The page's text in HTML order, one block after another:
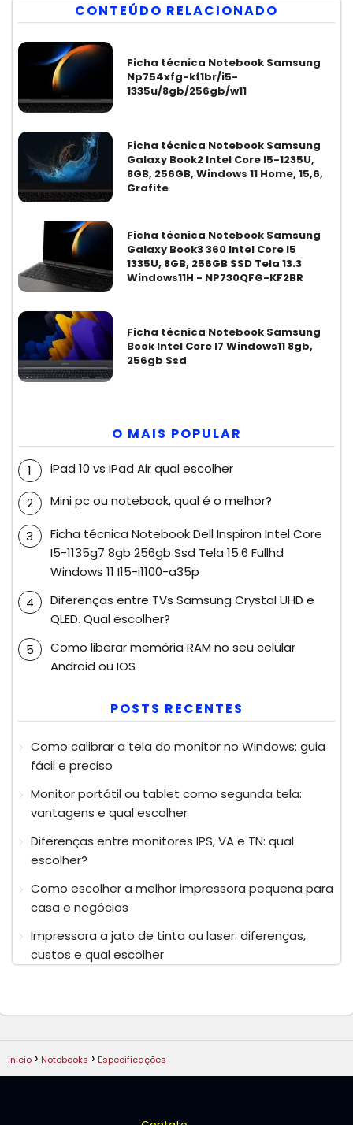
CONTEÚDO RELACIONADO
Ficha técnica Notebook Samsung
Np754xfg-kf1br/i5-
1335u/8gb/256gb/w11
Ficha técnica Notebook Samsung
Galaxy Book2 Intel Core I5-1235U,
8GB, 256GB, Windows 11 Home, 15,6,
Grafite
Ficha técnica Notebook Samsung
Galaxy Book3 360 Intel Core I5
1335U, 8GB, 256GB SSD Tela 13.3
Windows11H - NP730QFG-KF2BR
Ficha técnica Notebook Samsung
Book Intel Core I7 Windows11 8gb,
256gb Ssd
O MAIS POPULAR
iPad 10 vs iPad Air qual escolher
Mini pc ou notebook, qual é o melhor?
Ficha técnica Notebook Dell Inspiron Intel Core
I5-1135g7 8gb 256gb Ssd Tela 15.6 Fullhd
Windows 11 I15-i1100-a35p
Diferenças entre TVs Samsung Crystal UHD e
QLED. Qual escolher?
Como liberar memória RAM no seu celular
Android ou IOS
POSTS RECENTES
Como calibrar a tela do monitor no Windows: guia
fácil e preciso
Monitor portátil ou tablet como segunda tela:
vantagens e qual escolher
Diferenças entre monitores IPS, VA e TN: qual
escolher?
Como escolher a melhor impressora pequena para
casa e negócios
Impressora a jato de tinta ou laser: diferenças,
custos e qual escolher
Inicio Notebooks Especificações